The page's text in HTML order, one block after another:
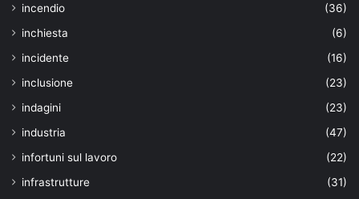
incendio
(36)
inchiesta
(6)
incidente
(16)
inclusione
(23)
indagini
(23)
industria
(47)
infortuni sul lavoro
(22)
infrastrutture
(31)